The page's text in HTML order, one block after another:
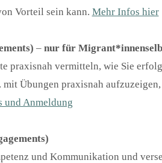
Vorteil sein kann. Mehr Infos hier
– nur für
praxisnah vermitteln, wie Sie
Übungen praxisnah
und Anmeldung
und Kommunikation und